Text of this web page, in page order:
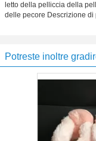
letto della pelliccia della
delle pecore Descrizione di
Potreste inoltre